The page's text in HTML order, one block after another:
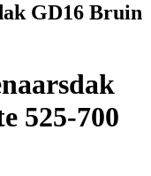
GD16 Bruin
525-700